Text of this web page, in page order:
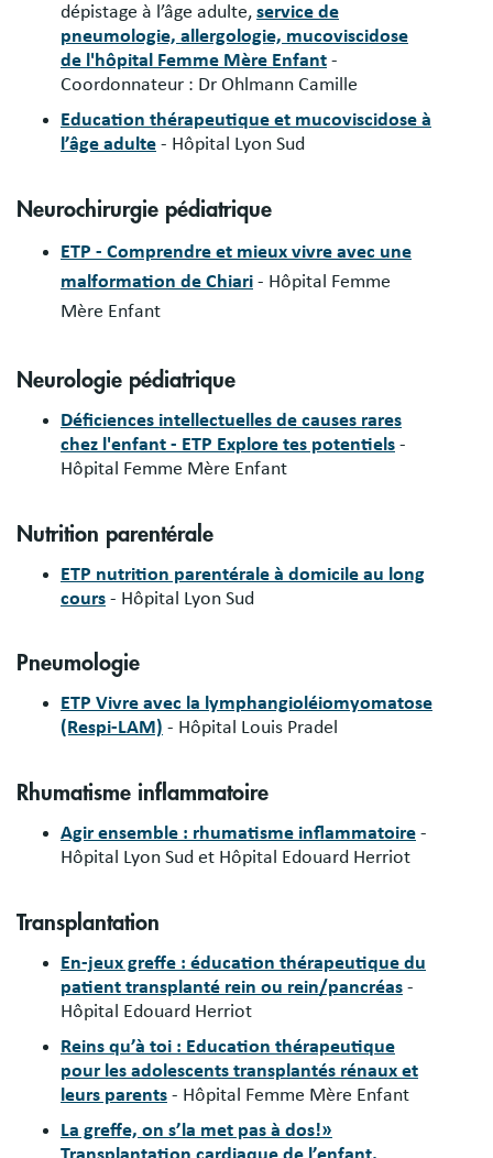
dépistage à l’âge adulte, service de
pneumologie, allergologie, mucoviscidose
de l'hôpital Femme Mère Enfant -
Coordonnateur : Dr Ohlmann Camille
Education thérapeutique et mucoviscidose à
l’âge adulte - Hôpital Lyon Sud
Neurochirurgie pédiatrique
ETP - Comprendre et mieux vivre avec une
malformation de Chiari - Hôpital Femme
Mère Enfant
Neurologie pédiatrique
Déficiences intellectuelles de causes rares
chez l'enfant - ETP Explore tes potentiels -
Hôpital Femme Mère Enfant
Nutrition parentérale
ETP nutrition parentérale à domicile au long
cours - Hôpital Lyon Sud
Pneumologie
ETP Vivre avec la lymphangioléiomyomatose
(Respi-LAM) - Hôpital Louis Pradel
Rhumatisme inflammatoire
Agir ensemble : rhumatisme inflammatoire -
Hôpital Lyon Sud et Hôpital Edouard Herriot
Transplantation
En-jeux greffe : éducation thérapeutique du
patient transplanté rein ou rein/pancréas -
Hôpital Edouard Herriot
Reins qu’à toi : Education thérapeutique
pour les adolescents transplantés rénaux et
leurs parents - Hôpital Femme Mère Enfant
La greffe, on s’la met pas à dos!»